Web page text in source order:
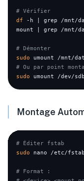
# Vérifier
df -h | grep /mnt/
mount | grep /mnt/
# Démonter
sudo
# Ou par point
sudo
Montage
# Éditer fstab
sudo nano /etc/fstab
# Format :